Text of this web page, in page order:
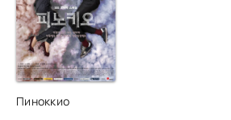
Пиноккио